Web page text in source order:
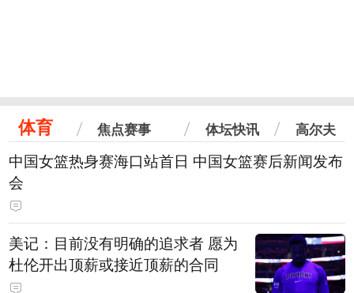
体育 焦点赛事 体坛快讯 高尔夫
中国女篮热身赛海口站首日 中国女篮赛后新闻发布
会
美记：目前没有明确的追求者 愿为
杜伦开出顶薪或接近顶薪的合同